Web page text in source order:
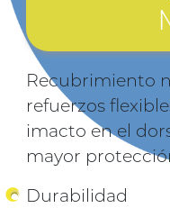
Recubrimiento
refuerzos
imacto en el
mayor
Durabilidad